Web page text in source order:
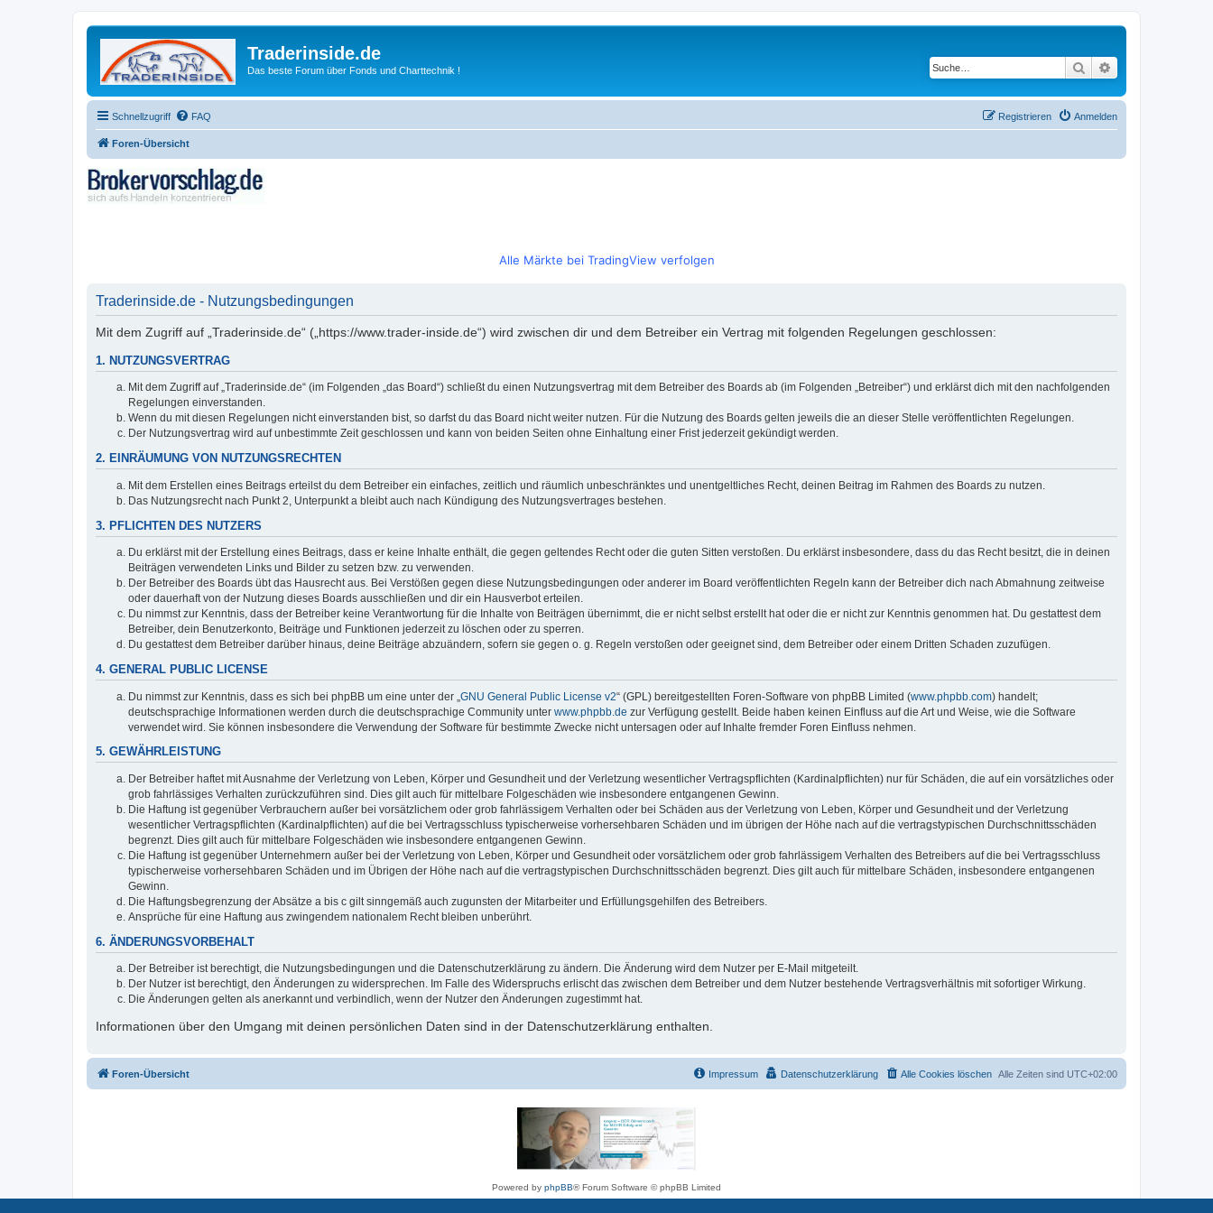
Traderinside.de
Das beste Forum über Fonds und Charttechnik ! Suche
Schnellzugriff FAQ Anmelden
Registrieren
Foren-Übersicht
Alle Märkte bei TradingView verfolgen
Traderinside.de - Nutzungsbedingungen
Mit dem Zugriff auf „Traderinside.de“ („https://www.trader-inside.de“) wird zwischen dir und dem Betreiber ein Vertrag mit folgenden Regelungen geschlossen:
1. NUTZUNGSVERTRAG
Mit dem Zugriff auf „Traderinside.de“ (im Folgenden „das Board“) schließt du einen Nutzungsvertrag mit dem Betreiber des Boards ab (im Folgenden „Betreiber“) und erklärst dich mit den nachfolgenden
Regelungen einverstanden.
Wenn du mit diesen Regelungen nicht einverstanden bist, so darfst du das Board nicht weiter nutzen. Für die Nutzung des Boards gelten jeweils die an dieser Stelle veröffentlichten Regelungen.
Der Nutzungsvertrag wird auf unbestimmte Zeit geschlossen und kann von beiden Seiten ohne Einhaltung einer Frist jederzeit gekündigt werden.
2. EINRÄUMUNG VON NUTZUNGSRECHTEN
Mit dem Erstellen eines Beitrags erteilst du dem Betreiber ein einfaches, zeitlich und räumlich unbeschränktes und unentgeltliches Recht, deinen Beitrag im Rahmen des Boards zu nutzen.
Das Nutzungsrecht nach Punkt 2, Unterpunkt a bleibt auch nach Kündigung des Nutzungsvertrages bestehen.
3. PFLICHTEN DES NUTZERS
Du erklärst mit der Erstellung eines Beitrags, dass er keine Inhalte enthält, die gegen geltendes Recht oder die guten Sitten verstoßen. Du erklärst insbesondere, dass du das Recht besitzt, die in deinen
Beiträgen verwendeten Links und Bilder zu setzen bzw. zu verwenden.
Der Betreiber des Boards übt das Hausrecht aus. Bei Verstößen gegen diese Nutzungsbedingungen oder anderer im Board veröffentlichten Regeln kann der Betreiber dich nach Abmahnung zeitweise
oder dauerhaft von der Nutzung dieses Boards ausschließen und dir ein Hausverbot erteilen.
Du nimmst zur Kenntnis, dass der Betreiber keine Verantwortung für die Inhalte von Beiträgen übernimmt, die er nicht selbst erstellt hat oder die er nicht zur Kenntnis genommen hat. Du gestattest dem
Betreiber, dein Benutzerkonto, Beiträge und Funktionen jederzeit zu löschen oder zu sperren.
Du gestattest dem Betreiber darüber hinaus, deine Beiträge abzuändern, sofern sie gegen o. g. Regeln verstoßen oder geeignet sind, dem Betreiber oder einem Dritten Schaden zuzufügen.
4. GENERAL PUBLIC LICENSE
Du nimmst zur Kenntnis, dass es sich bei phpBB um eine unter der „ GNU General Public License v2“ (GPL) bereitgestellten Foren-Software von phpBB Limited (www.phpbb.com) handelt;
deutschsprachige Informationen werden durch die deutschsprachige Community unter www.phpbb.de zur Verfügung gestellt. Beide haben keinen Einfluss auf die Art und Weise, wie die Software
verwendet wird. Sie können insbesondere die Verwendung der Software für bestimmte Zwecke nicht untersagen oder auf Inhalte fremder Foren Einfluss nehmen.
5. GEWÄHRLEISTUNG
Der Betreiber haftet mit Ausnahme der Verletzung von Leben, Körper und Gesundheit und der Verletzung wesentlicher Vertragspflichten (Kardinalpflichten) nur für Schäden, die auf ein vorsätzliches oder
grob fahrlässiges Verhalten zurückzuführen sind. Dies gilt auch für mittelbare Folgeschäden wie insbesondere entgangenen Gewinn.
Die Haftung ist gegenüber Verbrauchern außer bei vorsätzlichem oder grob fahrlässigem Verhalten oder bei Schäden aus der Verletzung von Leben, Körper und Gesundheit und der Verletzung
wesentlicher Vertragspflichten (Kardinalpflichten) auf die bei Vertragsschluss typischerweise vorhersehbaren Schäden und im übrigen der Höhe nach auf die vertragstypischen Durchschnittsschäden
begrenzt. Dies gilt auch für mittelbare Folgeschäden wie insbesondere entgangenen Gewinn.
Die Haftung ist gegenüber Unternehmern außer bei der Verletzung von Leben, Körper und Gesundheit oder vorsätzlichem oder grob fahrlässigem Verhalten des Betreibers auf die bei Vertragsschluss
typischerweise vorhersehbaren Schäden und im Übrigen der Höhe nach auf die vertragstypischen Durchschnittsschäden begrenzt. Dies gilt auch für mittelbare Schäden, insbesondere entgangenen
Gewinn.
Die Haftungsbegrenzung der Absätze a bis c gilt sinngemäß auch zugunsten der Mitarbeiter und Erfüllungsgehilfen des Betreibers.
Ansprüche für eine Haftung aus zwingendem nationalem Recht bleiben unberührt.
6. ÄNDERUNGSVORBEHALT
Der Betreiber ist berechtigt, die Nutzungsbedingungen und die Datenschutzerklärung zu ändern. Die Änderung wird dem Nutzer per E-Mail mitgeteilt.
Der Nutzer ist berechtigt, den Änderungen zu widersprechen. Im Falle des Widerspruchs erlischt das zwischen dem Betreiber und dem Nutzer bestehende Vertragsverhältnis mit sofortiger Wirkung.
Die Änderungen gelten als anerkannt und verbindlich, wenn der Nutzer den Änderungen zugestimmt hat.
Informationen über den Umgang mit deinen persönlichen Daten sind in der Datenschutzerklärung enthalten.
Foren-Übersicht Alle Zeiten sind UTC+02:00
Alle Cookies löschen
Datenschutzerklärung
Impressum
Powered by phpBB® Forum Software © phpBB Limited